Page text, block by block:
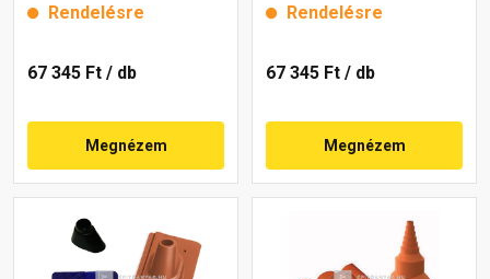
Rendelésre
67 345 Ft / db
Megnézem
Rendelésre
67 345 Ft / db
Megnézem